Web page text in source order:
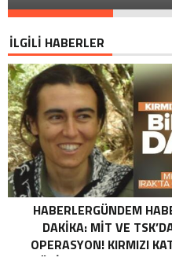
İLGİLİ HABERLER
HABERLERGÜNDEM
DAKIKA: MİT VE
OPERASYON! KIRMIZI
TERÖRIST NAZLI